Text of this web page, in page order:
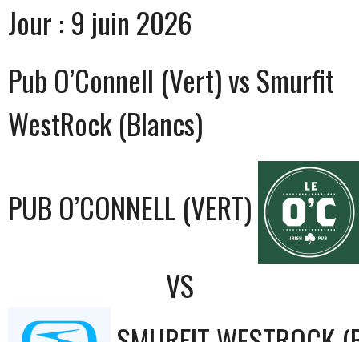
Jour : 9 juin 2026
Pub O’Connell (Vert) vs Smurfit
WestRock (Blancs)
PUB O’CONNELL (VERT)
VS